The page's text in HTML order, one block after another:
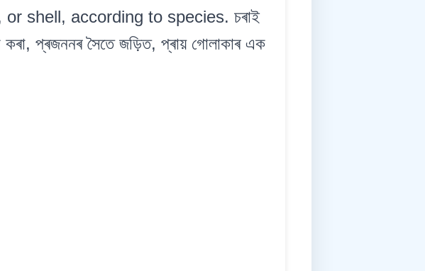
shell, according to species. চৰাই
কৰা, প্ৰজননৰ সৈতে জড়িত, প্ৰায় গোলাকাৰ এক